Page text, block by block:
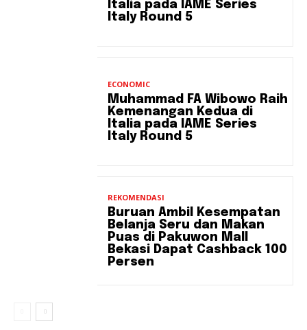
Italia pada IAME Series
Italy Round 5
ECONOMIC
Muhammad FA Wibowo Raih
Kemenangan Kedua di
Italia pada IAME Series
Italy Round 5
REKOMENDASI
Buruan Ambil Kesempatan
Belanja Seru dan Makan
Puas di Pakuwon Mall
Bekasi Dapat Cashback 100
Persen